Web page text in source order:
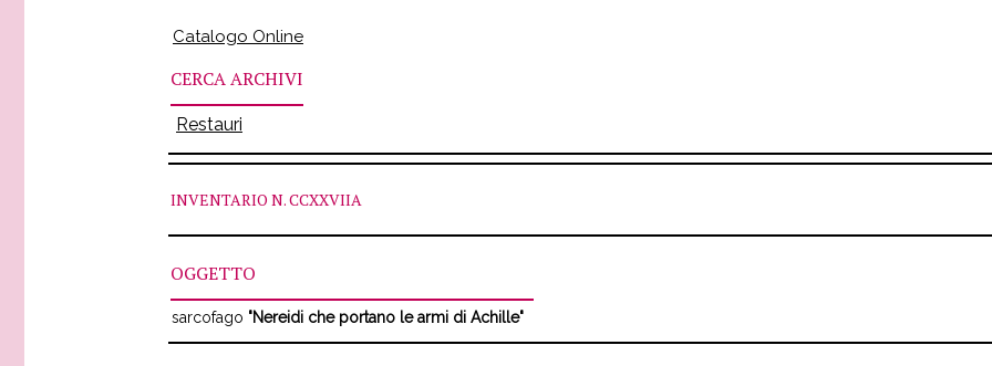
Catalogo Online
CERCA ARCHIVI
Restauri
INVENTARIO N. CCXXVIIA
OGGETTO
sarcofago "Nereidi che portano le armi di Achille"